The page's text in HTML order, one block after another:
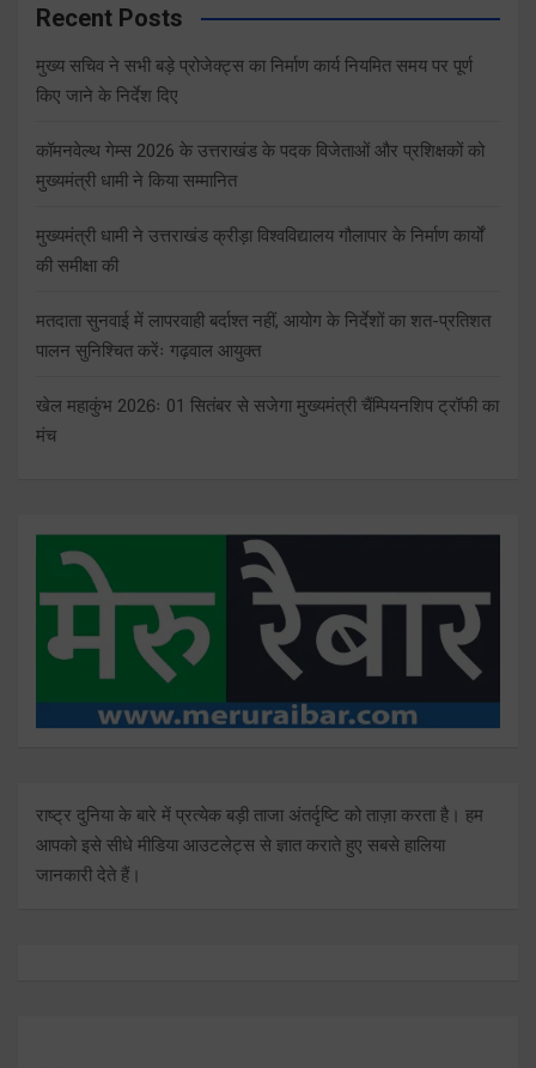
Recent Posts
मुख्य सचिव ने सभी बड़े प्रोजेक्ट्स का निर्माण कार्य नियमित समय पर पूर्ण
किए जाने के निर्देश दिए
कॉमनवेल्थ गेम्स 2026 के उत्तराखंड के पदक विजेताओं और प्रशिक्षकों को
मुख्यमंत्री धामी ने किया सम्मानित
मुख्यमंत्री धामी ने उत्तराखंड क्रीड़ा विश्वविद्यालय गौलापार के निर्माण कार्यों
की समीक्षा की
मतदाता सुनवाई में लापरवाही बर्दाश्त नहीं, आयोग के निर्देशों का शत-प्रतिशत
पालन सुनिश्चित करेंः गढ़वाल आयुक्त
खेल महाकुंभ 2026ः 01 सितंबर से सजेगा मुख्यमंत्री चैंम्पियनशिप ट्रॉफी का
मंच
राष्ट्र दुनिया के बारे में प्रत्येक बड़ी ताजा अंतर्दृष्टि को ताज़ा करता है। हम
आपको इसे सीधे मीडिया आउटलेट्स से ज्ञात कराते हुए सबसे हालिया
जानकारी देते हैं।